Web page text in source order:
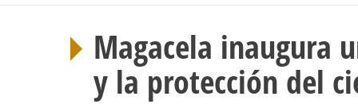
Magacela inaugura
y la protección del